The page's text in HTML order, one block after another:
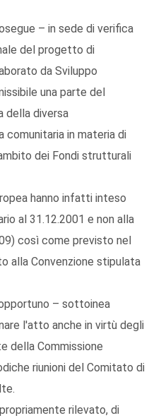
– in sede di verifica
del progetto di
da Sviluppo
una parte del
della diversa
comunitaria in materia di
dei Fondi strutturali
hanno infatti inteso
al 31.12.2001 e non alla
così come previsto nel
alla Convenzione stipulata
– sottoinea
l'atto anche in virtù degli
della Commissione
riunioni del Comitato di
rilevato, di